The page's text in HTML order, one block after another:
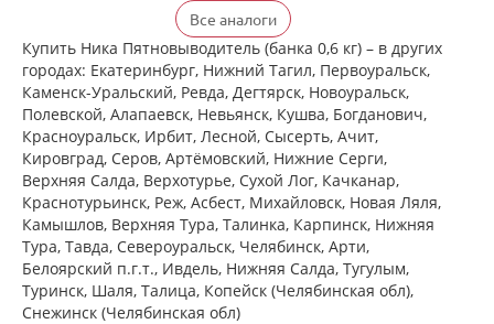
Все аналоги
Купить Ника Пятновыводитель (банка 0,6 кг) – в других
городах: Екатеринбург, Нижний Тагил, Первоуральск,
Каменск-Уральский, Ревда, Дегтярск, Новоуральск,
Полевской, Алапаевск, Невьянск, Кушва, Богданович,
Красноуральск, Ирбит, Лесной, Сысерть, Ачит,
Кировград, Серов, Артёмовский, Нижние Cерги,
Верхняя Салда, Верхотурье, Сухой Лог, Качканар,
Краснотурьинск, Реж, Асбест, Михайловск, Новая Ляля,
Камышлов, Верхняя Тура, Талинка, Карпинск, Нижняя
Тура, Тавда, Североуральск, Челябинск, Арти,
Белоярский п.г.т., Ивдель, Нижняя Салда, Тугулым,
Туринск, Шаля, Талица, Копейск (Челябинская обл),
Снежинск (Челябинская обл)